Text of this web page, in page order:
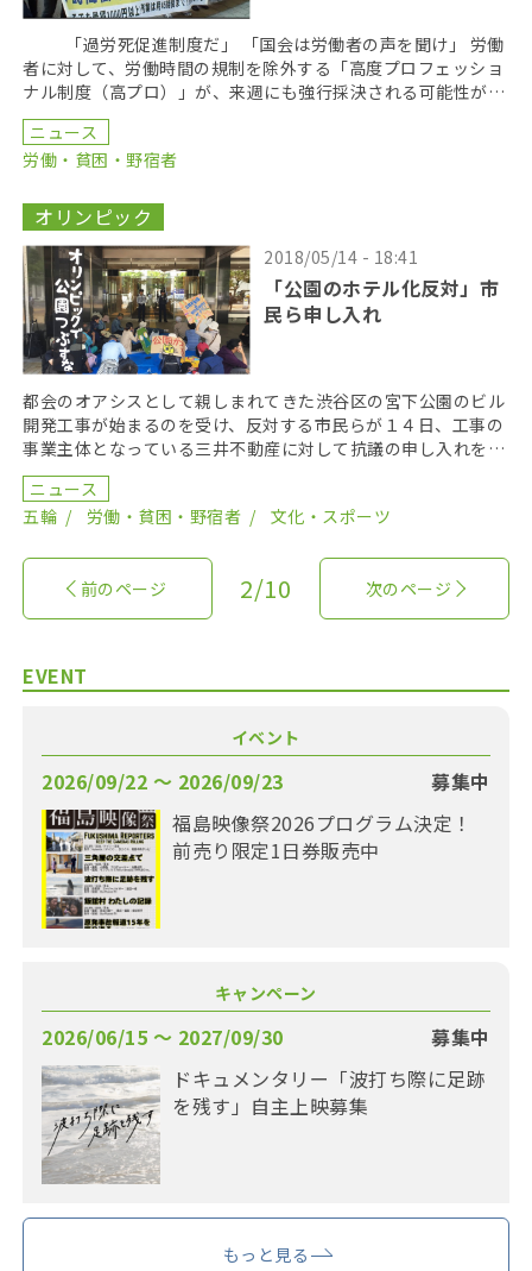
「過労死促進制度だ」 「国会は労働者の声を聞け」 労働
者に対して、労働時間の規制を除外する「高度プロフェッショ
ナル制度（高プロ）」が、来週にも強行採決される可能性が指
摘される中、労働組合のメンバーが国会前で抗議の […]
ニュース
労働・貧困・野宿者
オリンピック
2018/05/14 - 18:41
「公園のホテル化反対」市
民ら申し入れ
都会のオアシスとして親しまれてきた渋谷区の宮下公園のビル
開発工事が始まるのを受け、反対する市民らが１４日、工事の
事業主体となっている三井不動産に対して抗議の申し入れを行
った。 今回、申し入れを行ったのは、宮下公園の再開発 […]
ニュース
五輪
労働・貧困・野宿者 文化・スポーツ
前のページ 2/10 次のページ
EVENT
イベント
2026/09/22 〜 2026/09/23
募集中
福島映像祭2026プログラム決定！
前売り限定1日券販売中
キャンペーン
2026/06/15 〜 2027/09/30
募集中
ドキュメンタリー「波打ち際に足跡
を残す」自主上映募集
もっと見る